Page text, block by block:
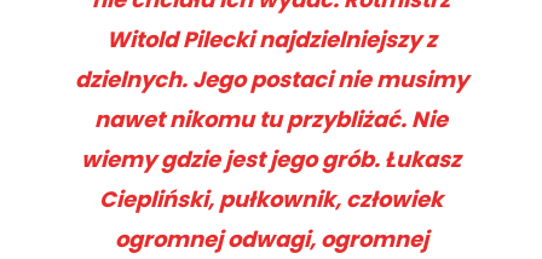
Witold Pilecki najdzielniejszy z
dzielnych. Jego postaci nie musimy
nawet nikomu tu przybliżać. Nie
wiemy gdzie jest jego grób. Łukasz
Ciepliński, pułkownik, człowiek
ogromnej odwagi, ogromnej